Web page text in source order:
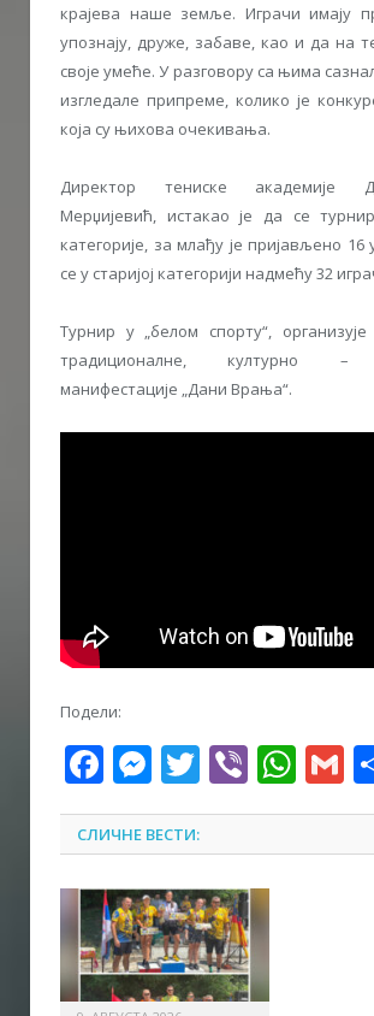
крајева наше земље. Играчи имају
упознају, друже, забаве, као и да на
своје умеће. У разговору са њима
изгледале припреме, колико је
која су њихова очекивања.
Директор тениске академије
Мерџијевић, истакао је да се
категорије, за млађу је пријављено 16
се у старијој категорији надмећу 32
Турнир у „белом спорту“,
традиционалне, културно –
манифестације „Дани Врања“.
Подели:
Facebook
Messenger
Twitter
Viber
СЛИЧНЕ ВЕСТИ: